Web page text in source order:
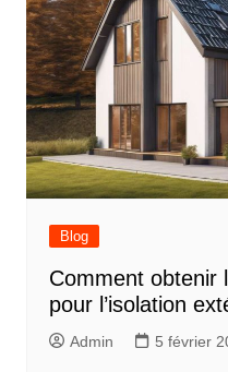
Blog
Comment obtenir
pour l’isolation
Admin 5 février